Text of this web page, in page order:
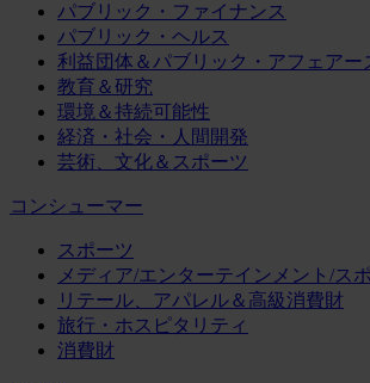
パブリック・ファイナンス
パブリック・ヘルス
利益団体＆パブリック・アフェアー
教育＆研究
環境＆持続可能性
経済・社会・人間開発
芸術、文化＆スポーツ
コンシューマー
スポーツ
メディア/エンターテインメント/ス
リテール、アパレル＆高級消費財
旅行・ホスピタリティ
消費財